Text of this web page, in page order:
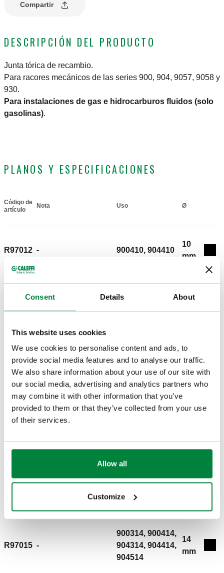
Consent Details About
This website uses cookies
We use cookies to personalise content and ads, to
provide social media features and to analyse our traffic.
We also share information about your use of our site with
our social media, advertising and analytics partners who
may combine it with other information that you’ve
provided to them or that they’ve collected from your use
of their services.
Allow all
Customize
Compartir
DESCRIPCIÓN DEL PRODUCTO
Junta tórica de recambio.
Para racores mecánicos de las series 900, 904, 9057, 9058 y
930.
Para instalaciones de gas e hidrocarburos fluidos (solo
gasolinas).
PLANOS Y ESPECIFICACIONES
Código de
artículo
Nota Uso Ø
R97012 - 900410, 904410
10
mm
Modelos en 3D
CALEFFI, R97012. Junta tórica de recambio. Para
racores mecánicos de las series 900, 904, 9057, 9058
y 930. Para instalaciones de gas e hidrocarburos
fluidos (solo gasolinas). Ø: 10 mm.
SCIP code
710fc1d7-8be1-4d60-bbab-
65c027972fa4
Copia
Solo para códs.
905730 y 905830.
mm
900312, 900412,
904312, 904412
12
R97015 -
900314, 900414,
904314, 904414,
904514
14
mm